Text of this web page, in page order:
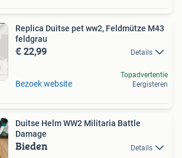
Replica Duitse pet ww2, Feldmütze M43
feldgrau
€ 22,99 Details
Bezoek website
Topadvertentie
Eergisteren
Duitse Helm WW2 Militaria Battle
Damage
Bieden Details